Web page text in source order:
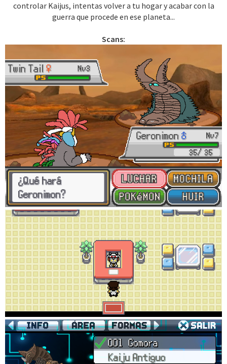
controlar Kaijus, intentas volver a tu hogar y acabar con la
guerra que procede en ese planeta...
Scans: